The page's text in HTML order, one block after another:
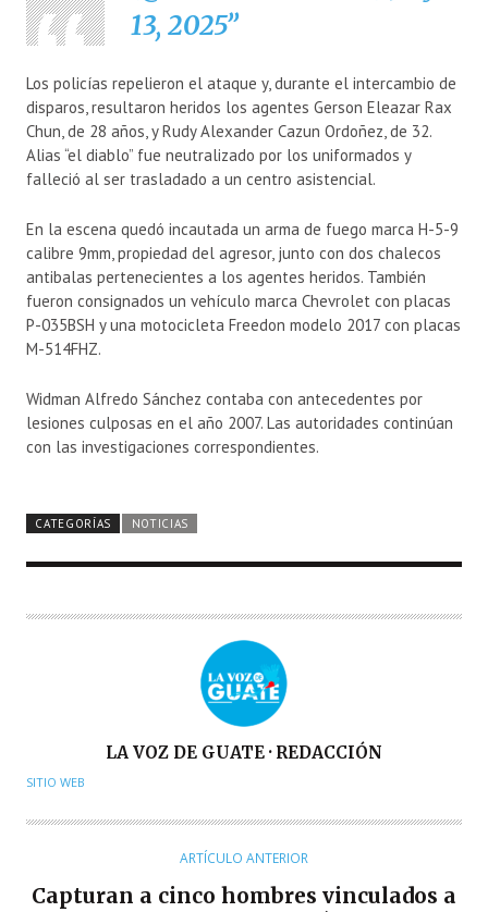
13, 2025
Los policías repelieron el ataque y, durante el intercambio de
disparos, resultaron heridos los agentes Gerson Eleazar Rax
Chun, de 28 años, y Rudy Alexander Cazun Ordoñez, de 32.
Alias “el diablo” fue neutralizado por los uniformados y
falleció al ser trasladado a un centro asistencial.
En la escena quedó incautada un arma de fuego marca H-5-9
calibre 9mm, propiedad del agresor, junto con dos chalecos
antibalas pertenecientes a los agentes heridos. También
fueron consignados un vehículo marca Chevrolet con placas
P-035BSH y una motocicleta Freedon modelo 2017 con placas
M-514FHZ.
Widman Alfredo Sánchez contaba con antecedentes por
lesiones culposas en el año 2007. Las autoridades continúan
con las investigaciones correspondientes.
CATEGORÍAS NOTICIAS
U
O
LA VOZ DE GUATE · REDACCIÓN
SITIO WEB
ARTÍCULO ANTERIOR
Capturan a cinco hombres vinculados a